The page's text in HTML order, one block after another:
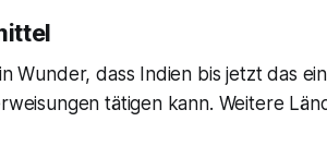
Wunder, dass Indien bis jetzt das
tätigen kann. Weitere